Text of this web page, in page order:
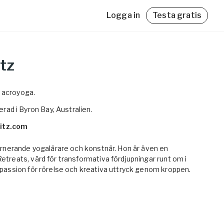
Med Yogobe Flex kan du använda hela
Med Yogobe Flex kan du använda hela
Logga in Testa gratis
i Byron Bay, Australien.
yogalärare och konstnär. Hon är även en
värd för transformativa fördjupningar runt om i
för rörelse och kreativa uttryck genom kroppen.
dynamiska undervisningsstil, levererad med innerlig